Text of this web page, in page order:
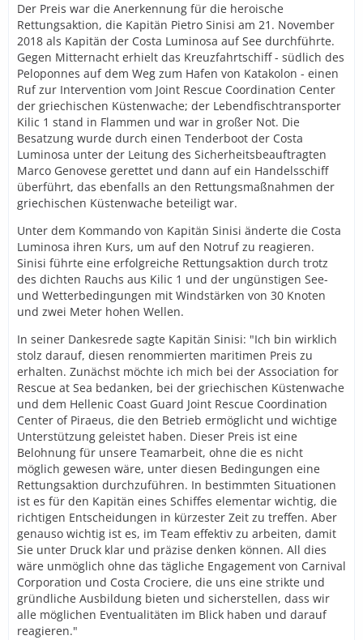
Der Preis war die Anerkennung für die heroische
Rettungsaktion, die Kapitän Pietro Sinisi am 21. November
2018 als Kapitän der Costa Luminosa auf See durchführte.
Gegen Mitternacht erhielt das Kreuzfahrtschiff - südlich des
Peloponnes auf dem Weg zum Hafen von Katakolon - einen
Ruf zur Intervention vom Joint Rescue Coordination Center
der griechischen Küstenwache; der Lebendfischtransporter
Kilic 1 stand in Flammen und war in großer Not. Die
Besatzung wurde durch einen Tenderboot der Costa
Luminosa unter der Leitung des Sicherheitsbeauftragten
Marco Genovese gerettet und dann auf ein Handelsschiff
überführt, das ebenfalls an den Rettungsmaßnahmen der
griechischen Küstenwache beteiligt war.
Unter dem Kommando von Kapitän Sinisi änderte die Costa
Luminosa ihren Kurs, um auf den Notruf zu reagieren.
Sinisi führte eine erfolgreiche Rettungsaktion durch trotz
des dichten Rauchs aus Kilic 1 und der ungünstigen See-
und Wetterbedingungen mit Windstärken von 30 Knoten
und zwei Meter hohen Wellen.
In seiner Dankesrede sagte Kapitän Sinisi: "Ich bin wirklich
stolz darauf, diesen renommierten maritimen Preis zu
erhalten. Zunächst möchte ich mich bei der Association for
Rescue at Sea bedanken, bei der griechischen Küstenwache
und dem Hellenic Coast Guard Joint Rescue Coordination
Center of Piraeus, die den Betrieb ermöglicht und wichtige
Unterstützung geleistet haben. Dieser Preis ist eine
Belohnung für unsere Teamarbeit, ohne die es nicht
möglich gewesen wäre, unter diesen Bedingungen eine
Rettungsaktion durchzuführen. In bestimmten Situationen
ist es für den Kapitän eines Schiffes elementar wichtig, die
richtigen Entscheidungen in kürzester Zeit zu treffen. Aber
genauso wichtig ist es, im Team effektiv zu arbeiten, damit
Sie unter Druck klar und präzise denken können. All dies
wäre unmöglich ohne das tägliche Engagement von Carnival
Corporation und Costa Crociere, die uns eine strikte und
gründliche Ausbildung bieten und sicherstellen, dass wir
alle möglichen Eventualitäten im Blick haben und darauf
reagieren."